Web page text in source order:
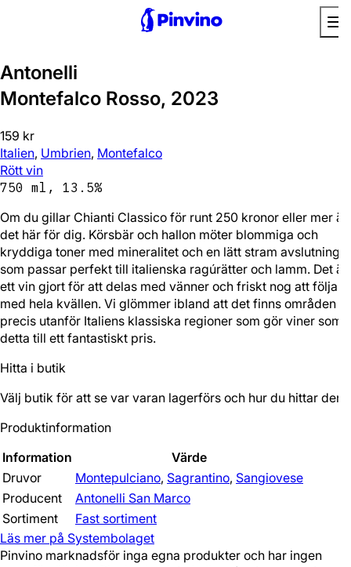
Antonelli
Montefalco Rosso, 2023
159 kr
Italien, Umbrien, Montefalco
Rött vin
750 ml, 13.5%
Om du gillar Chianti Classico för runt 250 kronor eller mer är
det här för dig. Körsbär och hallon möter blommiga och
kryddiga toner med mineralitet och en lätt stram avslutning
som passar perfekt till italienska ragúrätter och lamm. Det är
ett vin gjort för att delas med vänner och friskt nog att följa
med hela kvällen. Vi glömmer ibland att det finns områden
precis utanför Italiens klassiska regioner som gör viner som
detta till ett fantastiskt pris.
Hitta i butik
Välj butik för att se var varan lagerförs och hur du hittar den.
Produktinformation
Information
Värde
Druvor
Montepulciano, Sagrantino, Sangiovese
Producent
Antonelli San Marco
Sortiment
Fast sortiment
Läs mer på Systembolaget
Pinvino marknadsför inga egna produkter och har ingen